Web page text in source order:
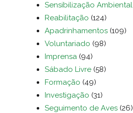
Sensibilização Ambiental
Reabilitação (124)
Apadrinhamentos (109)
Voluntariado (98)
Imprensa (94)
Sábado Livre (58)
Formação (49)
Investigação (31)
Seguimento de Aves (26)